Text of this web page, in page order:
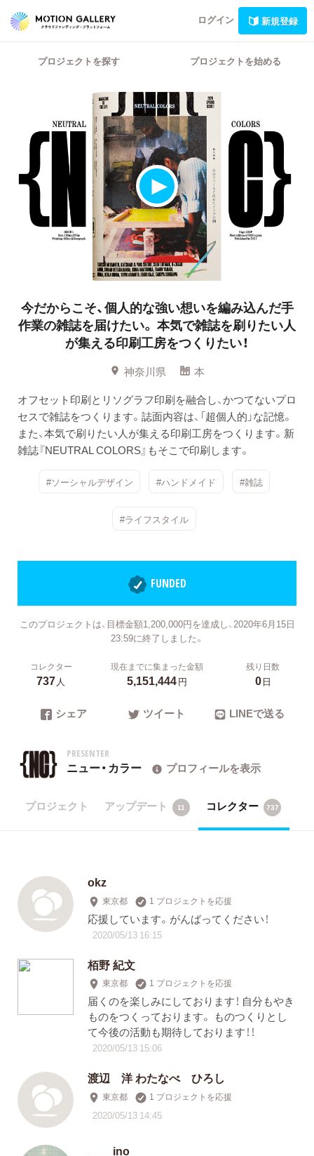
ログイン 新規登録
プロジェクトを探す プロジェクトを始める
今だからこそ、個人的な強い想いを編み込んだ手
作業の雑誌を届けたい。 本気で雑誌を刷りたい人
が集える印刷工房をつくりたい！
神奈川県
本
オフセット印刷とリソグラフ印刷を融合し、かつてないプロ
セスで雑誌をつくります。誌面内容は、「超個人的」な記憶。
また、本気で刷りたい人が集える印刷工房をつくります。新
雑誌『NEUTRAL COLORS』もそこで印刷します。
#ソーシャルデザイン #ハンドメイド #雑誌
#ライフスタイル
FUNDED
このプロジェクトは、目標金額1,200,000円を達成し、2020年6月15日
23:59に終了しました。
コレクター
737人
現在までに集まった金額
5,151,444円
残り日数
0日
シェア ツイート LINEで送る
PRESENTER
ニュー・カラー プロフィールを表示
プロジェクト アップデート 11 コレクター 737
okz
東京都 1 プロジェクトを応援
応援しています。がんばってください！
2020/05/13 16:15
栢野 紀文
東京都 1 プロジェクトを応援
届くのを楽しみにしております！ 自分もやき
ものをつくっております。 ものつくりとし
て今後の活動も期待しております！！
2020/05/13 15:06
渡辺 洋 わたなべ ひろし
東京都 1 プロジェクトを応援
2020/05/13 14:45
____ino